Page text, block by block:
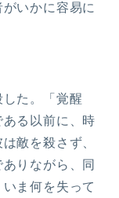
いかに容易に
た。「覚醒
る以前に、時
敵を殺さず、
りながら、同
ま何を失って